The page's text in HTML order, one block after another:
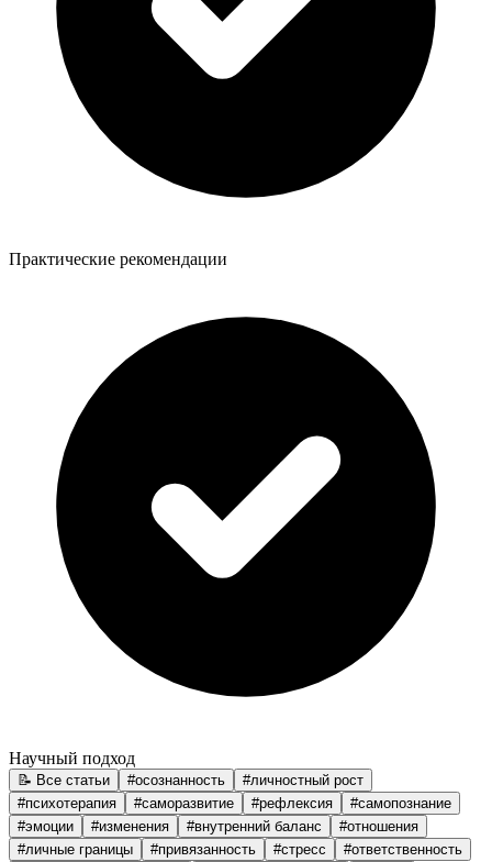
Практические рекомендации
Научный подход
📝 Все статьи #осознанность #личностный рост
#психотерапия #саморазвитие #рефлексия #самопознание
#эмоции #изменения #внутренний баланс #отношения
#личные границы #привязанность #стресс #ответственность